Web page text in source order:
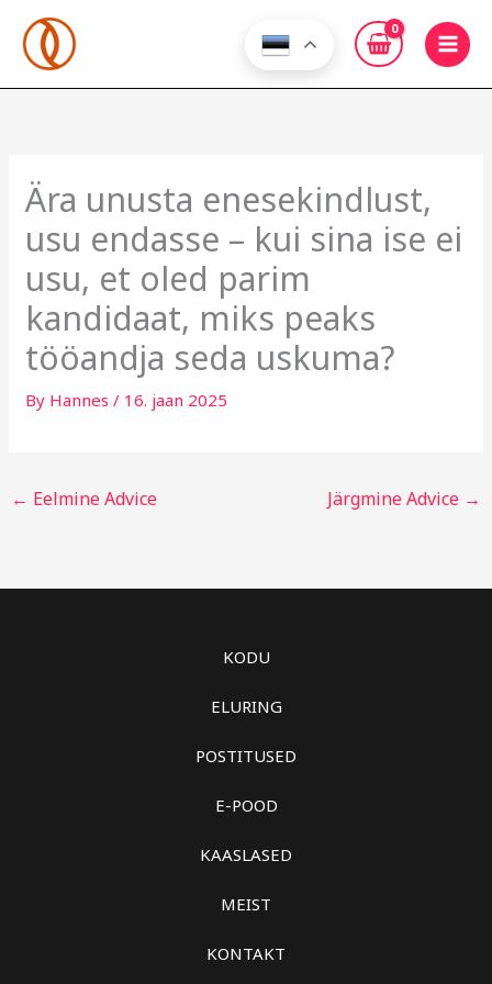
content
Ära unusta enesekindlust,
usu endasse – kui sina ise ei
usu, et oled parim
kandidaat, miks peaks
tööandja seda uskuma?
By Hannes/ 16. jaan 2025
← Eelmine Advice Järgmine Advice →
KODU
ELURING
POSTITUSED
E-POOD
KAASLASED
MEIST
KONTAKT